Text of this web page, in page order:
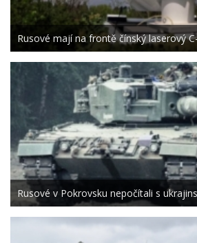
Rusové mají na frontě čínský laserový
Rusové v Pokrovsku nepočítali s